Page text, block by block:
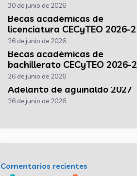
30 de junio de 2026
Becas académicas de
licenciatura CECyTEO 2026-2
26 de junio de 2026
Becas académicas de
bachillerato CECyTEO 2026-2
26 de junio de 2026
Adelanto de aguinaldo 2027
26 de junio de 2026
Comentarios recientes